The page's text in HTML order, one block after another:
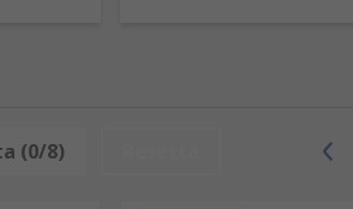
dei fili e degli accessori per cavi. I
(0/8)